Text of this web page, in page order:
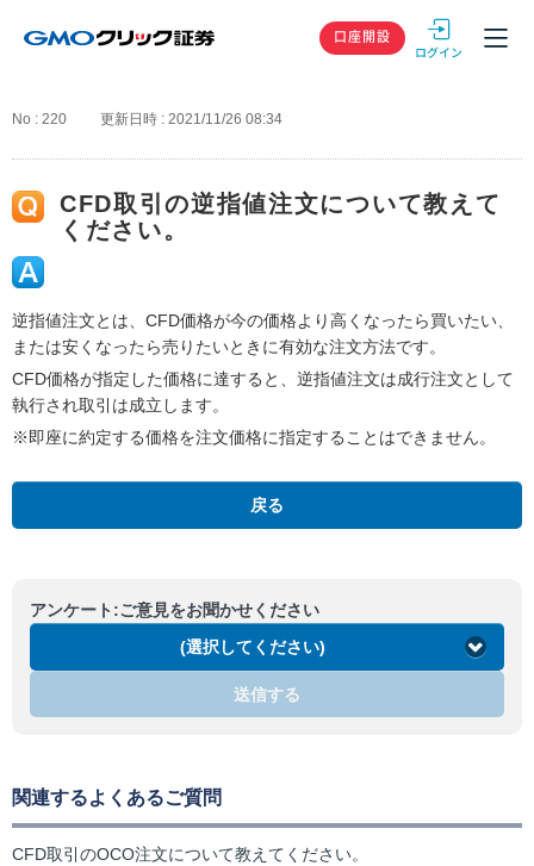
GMOクリック
口座開設
No : 220 更新日時 : 2021/11/26 08:34
CFD取引の逆指値注文について教えて
ください。
逆指値注文とは、CFD価格が今の価格より高くなったら買いたい、
または安くなったら売りたいときに有効な注文方法です。
CFD価格が指定した価格に達すると、逆指値注文は成行注文として
執行され取引は成立します。
※即座に約定する価格を注文価格に指定することはできません。
戻る
アンケート:ご意見をお聞かせください
(選択してください)
送信する
関連するよくあるご質問
CFD取引のOCO注文について教えてください。